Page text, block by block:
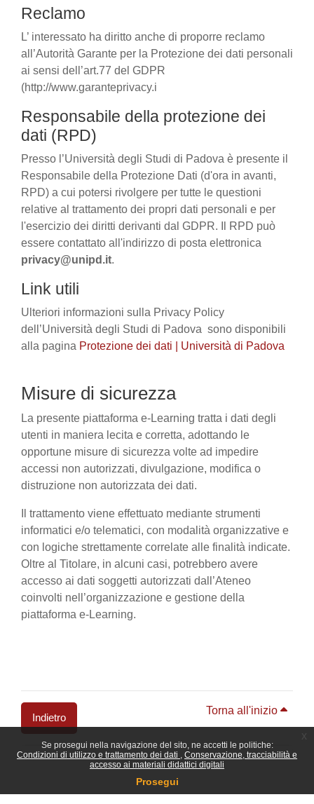
Se prosegui nella navigazione del sito, ne accetti le politiche:
Condizioni di utilizzo e trattamento dei dati
Conservazione, tracciabilità e
accesso ai materiali didattici digitali
Prosegui
Reclamo
L’ interessato ha diritto anche di proporre reclamo
all’Autorità Garante per la Protezione dei dati personali
ai sensi dell’art.77 del GDPR
(http://www.garanteprivacy.i
Responsabile della protezione dei
dati (RPD)
Presso l’Università degli Studi di Padova è presente il
Responsabile della Protezione Dati (d'ora in avanti,
RPD) a cui potersi rivolgere per tutte le questioni
relative al trattamento dei propri dati personali e per
l'esercizio dei diritti derivanti dal GDPR. Il RPD può
essere contattato all'indirizzo di posta elettronica
privacy@unipd.it.
Link utili
Ulteriori informazioni sulla Privacy Policy
dell’Università degli Studi di Padova sono disponibili
alla pagina Protezione dei dati | Università di Padova
Misure di sicurezza
La presente piattaforma e-Learning tratta i dati degli
utenti in maniera lecita e corretta, adottando le
opportune misure di sicurezza volte ad impedire
accessi non autorizzati, divulgazione, modifica o
distruzione non autorizzata dei dati.
Il trattamento viene effettuato mediante strumenti
informatici e/o telematici, con modalità organizzative e
con logiche strettamente correlate alle finalità indicate.
Oltre al Titolare, in alcuni casi, potrebbero avere
accesso ai dati soggetti autorizzati dall’Ateneo
coinvolti nell’organizzazione e gestione della
piattaforma e-Learning.
Indietro
Torna all'inizio
Blocchi